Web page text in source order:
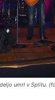
umrl v Splitu.